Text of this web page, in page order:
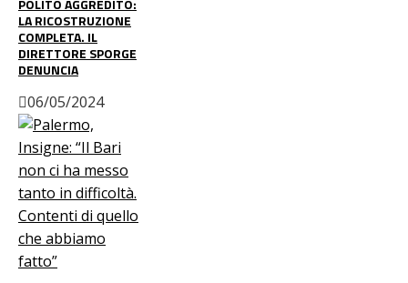
POLITO AGGREDITO:
LA RICOSTRUZIONE
COMPLETA. IL
DIRETTORE SPORGE
DENUNCIA
06/05/2024